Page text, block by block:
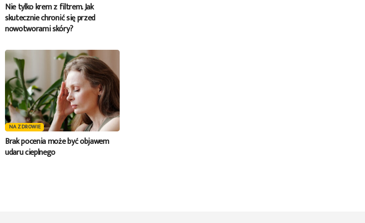
Nie tylko krem z filtrem. Jak
skutecznie chronić się przed
nowotworami skóry?
NA ZDROWIE
Brak pocenia może być objawem
udaru cieplnego